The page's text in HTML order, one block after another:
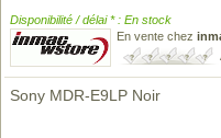
Disponibilité / délai * : En stock
En vente chez
Sony MDR-E9LP Noir